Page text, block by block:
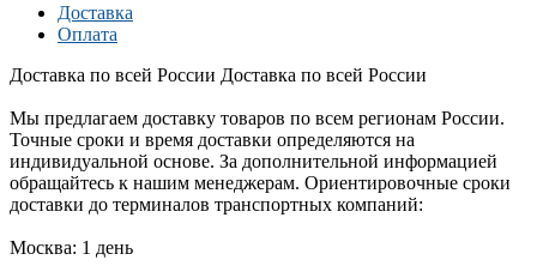
Доставка
Оплата
Доставка по всей России Доставка по всей России
Мы предлагаем доставку товаров по всем регионам России.
Точные сроки и время доставки определяются на
индивидуальной основе. За дополнительной информацией
обращайтесь к нашим менеджерам. Ориентировочные сроки
доставки до терминалов транспортных компаний:
Москва: 1 день